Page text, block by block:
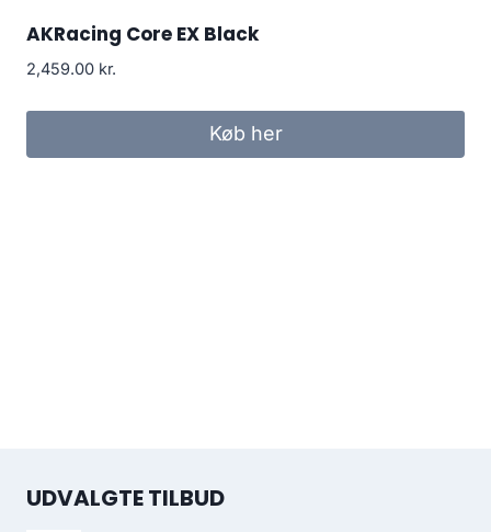
AKRacing Core EX Black
2,459.00 kr.
Køb her
UDVALGTE TILBUD